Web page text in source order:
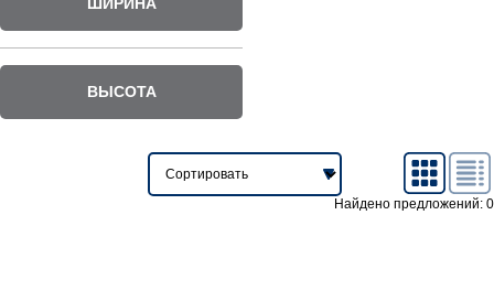
ВЫСОТА
Найдено предложений: 0